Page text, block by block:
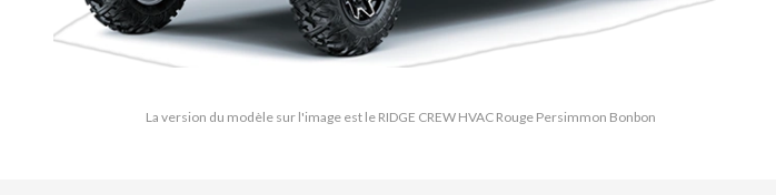
La version du modèle sur l'image est le RIDGE CREW HVAC Rouge Persimmon Bonbon